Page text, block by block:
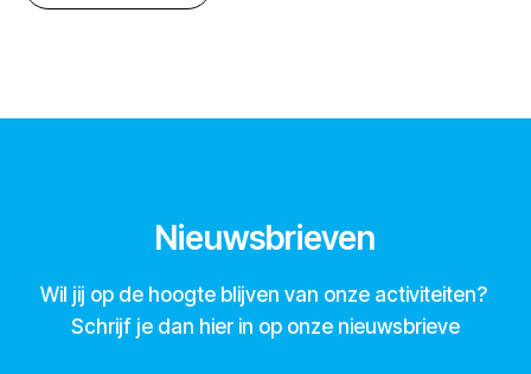
Nieuwsbrieven
Wil jij op de hoogte blijven van onze activiteiten?
Schrijf je dan hier in op onze nieuwsbrieve